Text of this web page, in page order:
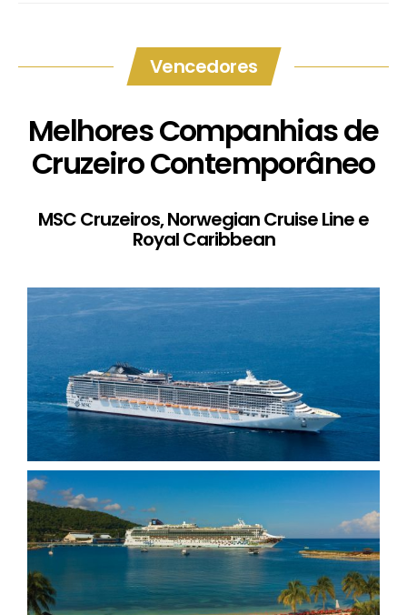
Vencedores
Melhores Companhias de
Cruzeiro Contemporâneo
MSC Cruzeiros, Norwegian Cruise Line e
Royal Caribbean